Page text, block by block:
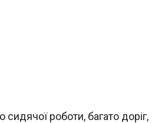
роботи, багато доріг,